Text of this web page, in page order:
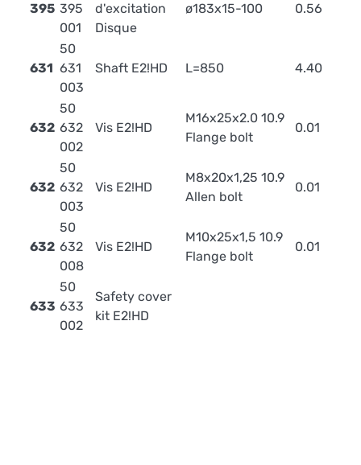
395 395
001
d'excitation
Disque
ø183x15-100 0.56
631
50
631
003
Shaft E2!HD L=850 4.40
632
50
632
002
Vis E2!HD
M16x25x2.0 10.9
Flange bolt
0.01
632
50
632
003
Vis E2!HD
M8x20x1,25 10.9
Allen bolt
0.01
632
50
632
008
Vis E2!HD
M10x25x1,5 10.9
Flange bolt
0.01
633
50
633
002
Safety cover
kit E2!HD